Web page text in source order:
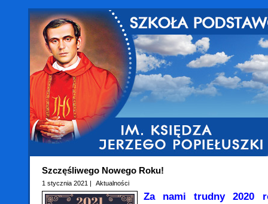
Szczęśliwego Nowego Roku!
1 stycznia 2021 | Aktualności
Za nami trudny 2020